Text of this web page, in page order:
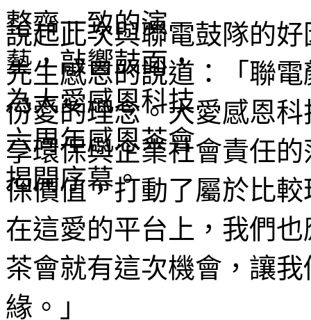
說起此次與聯電鼓隊的
先生感恩的說道：「聯
份愛的理念。大愛感恩
享環保與企業社會責任
保價值，打動了屬於比
在這愛的平台上，我們
茶會就有這次機會，讓
緣。」